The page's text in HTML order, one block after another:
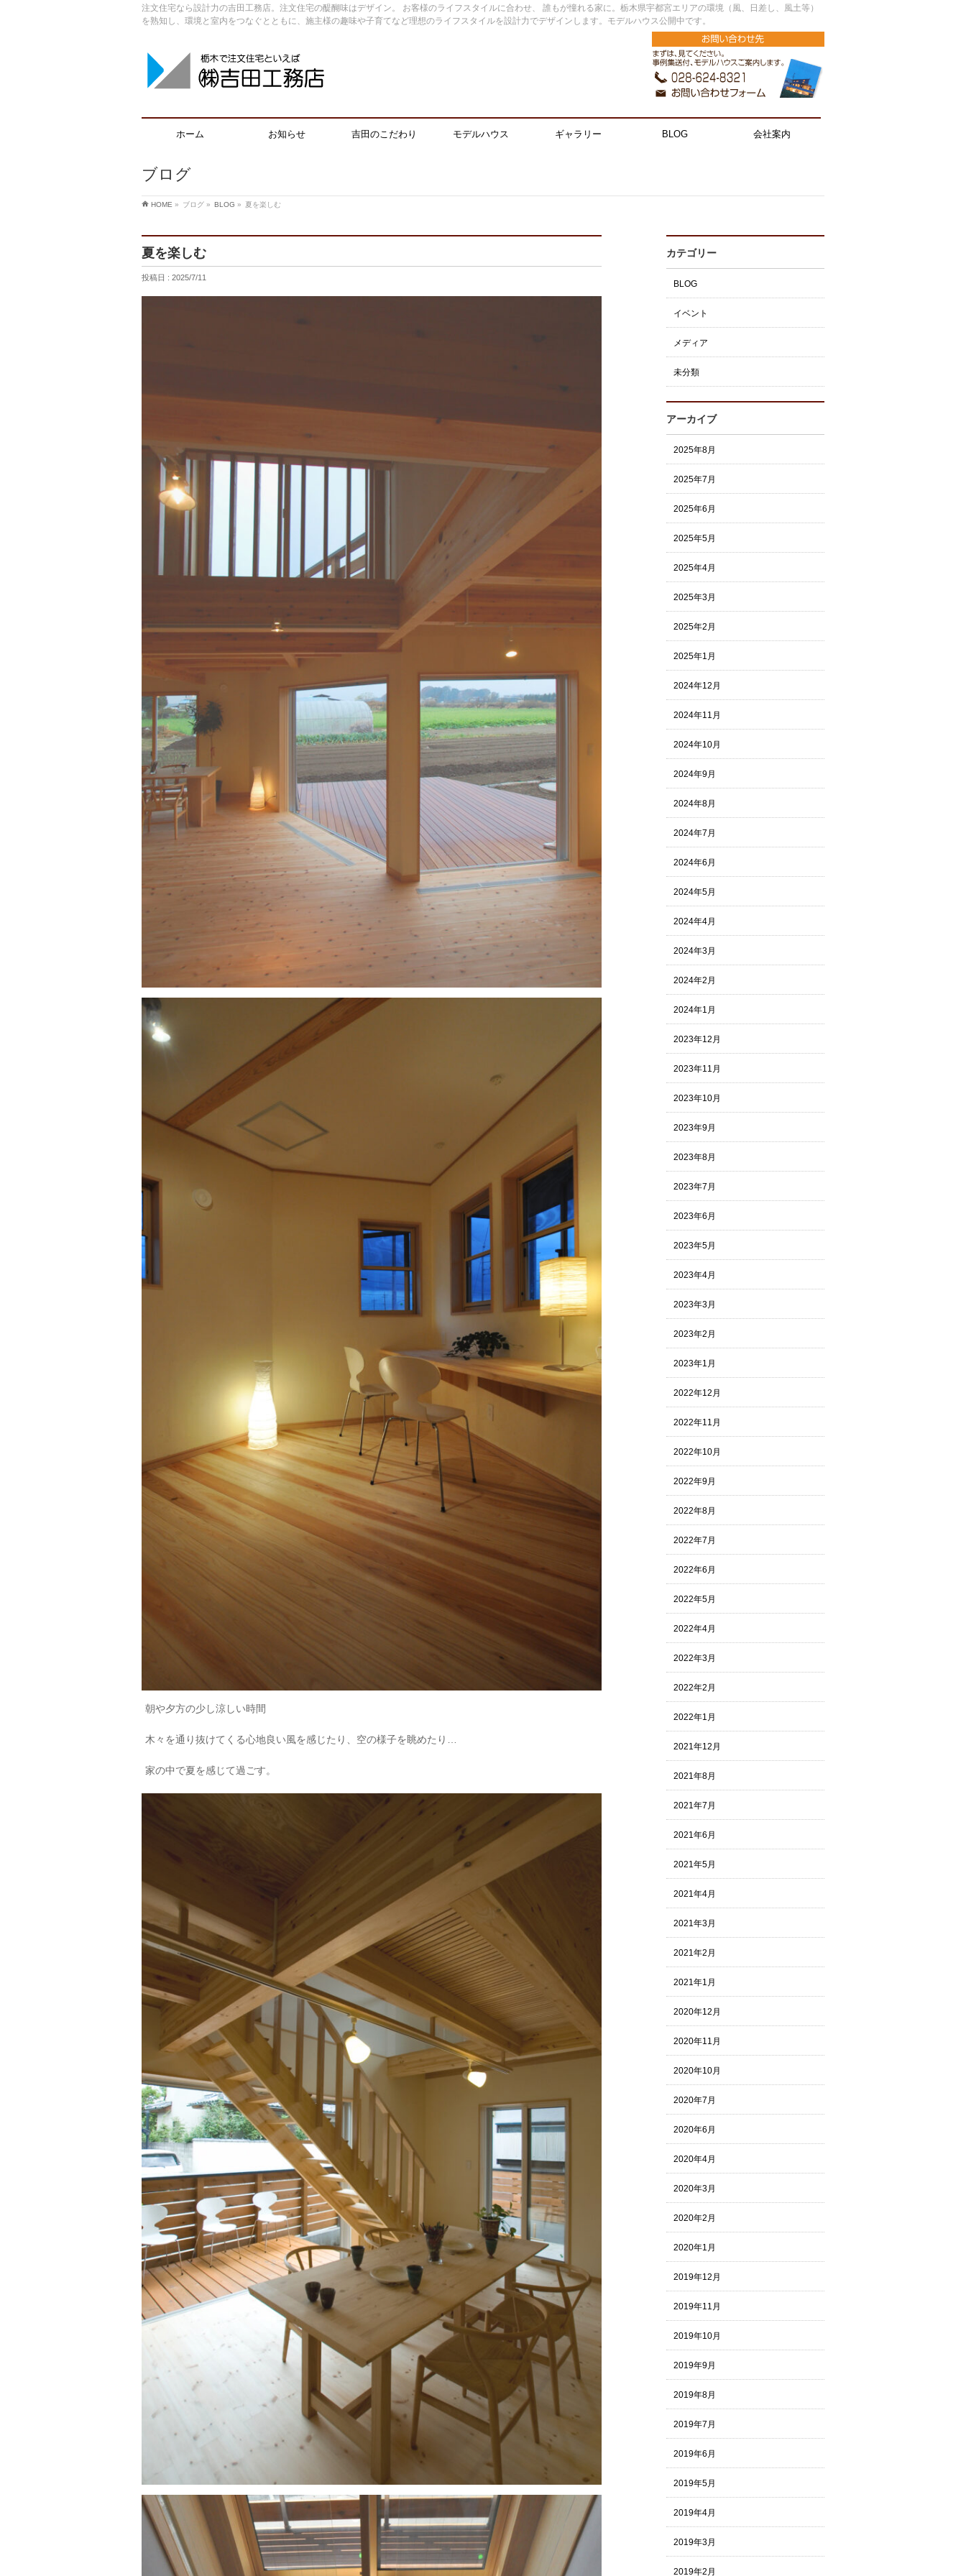
注文住宅なら設計力の吉田工務店。注文住宅の醍醐味はデザイン。 お客様のライフスタイルに合わせ、 誰もが憧れる家に。栃木県宇都宮エリアの環境（風、日差し、風土等）
を熟知し、環境と室内をつなぐとともに、施主様の趣味や子育てなど理想のライフスタイルを設計力でデザインします。モデルハウス公開中です。
ホーム お知らせ 吉田のこだわり モデルハウス ギャラリー BLOG 会社案内
ブログ
HOME » ブログ » BLOG » 夏を楽しむ
夏を楽しむ
投稿日 : 2025/7/11
朝や夕方の少し涼しい時間
木々を通り抜けてくる心地良い風を感じたり、空の様子を眺めたり…
家の中で夏を感じて過ごす。
カテゴリー
BLOG
イベント
メディア
未分類
アーカイブ
2025年8月
2025年7月
2025年6月
2025年5月
2025年4月
2025年3月
2025年2月
2025年1月
2024年12月
2024年11月
2024年10月
2024年9月
2024年8月
2024年7月
2024年6月
2024年5月
2024年4月
2024年3月
2024年2月
2024年1月
2023年12月
2023年11月
2023年10月
2023年9月
2023年8月
2023年7月
2023年6月
2023年5月
2023年4月
2023年3月
2023年2月
2023年1月
2022年12月
2022年11月
2022年10月
2022年9月
2022年8月
2022年7月
2022年6月
2022年5月
2022年4月
2022年3月
2022年2月
2022年1月
2021年12月
2021年8月
2021年7月
2021年6月
2021年5月
2021年4月
2021年3月
2021年2月
2021年1月
2020年12月
2020年11月
2020年10月
2020年7月
2020年6月
2020年4月
2020年3月
2020年2月
2020年1月
2019年12月
2019年11月
2019年10月
2019年9月
2019年8月
2019年7月
2019年6月
2019年5月
2019年4月
2019年3月
2019年2月